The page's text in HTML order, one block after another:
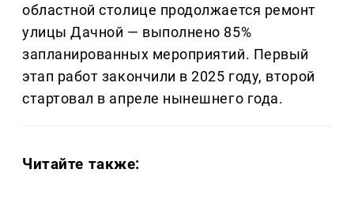
областной столице продолжается ремонт
улицы Дачной — выполнено 85%
запланированных мероприятий. Первый
этап работ закончили в 2025 году, второй
стартовал в апреле нынешнего года.
Читайте также: